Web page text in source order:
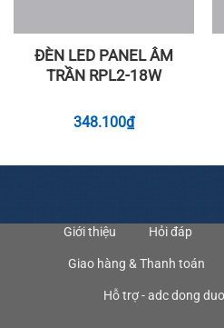
ĐÈN LED PANEL ÂM
TRẦN RPL2-18W
348.100₫
Giới thiệu Hỏi đáp
Giao hàng & Thanh toán
Hỗ trợ - adc dong